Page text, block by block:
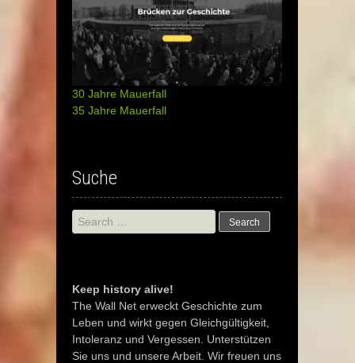
30 Jahre Mauerfall
35 Jahre Mauerfall
Suche
Search
for:
Keep history alive!
The Wall Net erweckt Geschichte zum
Leben und wirkt gegen Gleichgültigkeit,
Intoleranz und Vergessen. Unterstützen
Sie uns und unsere Arbeit. Wir freuen uns